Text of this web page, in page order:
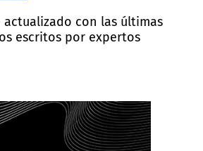
actualizado con las últimas
escritos por expertos